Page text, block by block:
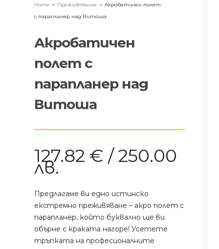
Home > Преживявания > Акробатичен полет
с парапланер над Витоша
Акробатичен
полет с
парапланер над
Витоша
127.82 € / 250.00
лв.
Предлагаме ви едно истинско
екстремно преживяване – акро полет с
парапланер, който буквално ще ви
обърне с краката нагоре! Усетете
тръпката на професионалните